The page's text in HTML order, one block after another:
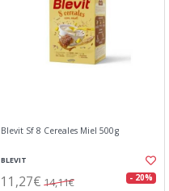
Blevit Sf 8 Cereales Miel 500g
BLEVIT
11,27€ 14,11€ - 20%